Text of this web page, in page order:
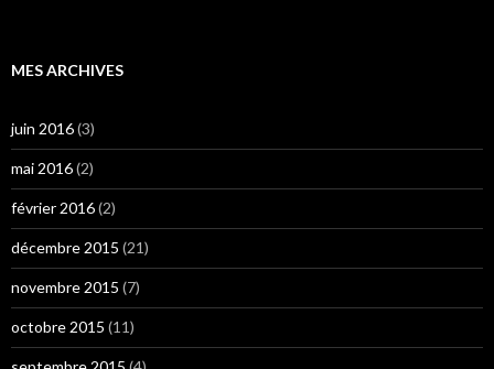
MES ARCHIVES
juin 2016(3)
mai 2016(2)
février 2016(2)
décembre 2015 (21)
novembre 2015 (7)
octobre 2015 (11)